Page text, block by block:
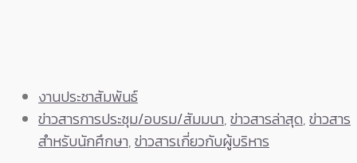
งานประชาสัมพันธ์
ข่าวสารการประชุม/อบรม/สัมมนา,ข่าวสารล่าสุด,ข่าวสาร
สำหรับนักศึกษา,ข่าวสารเกี่ยวกับผู้บริหาร